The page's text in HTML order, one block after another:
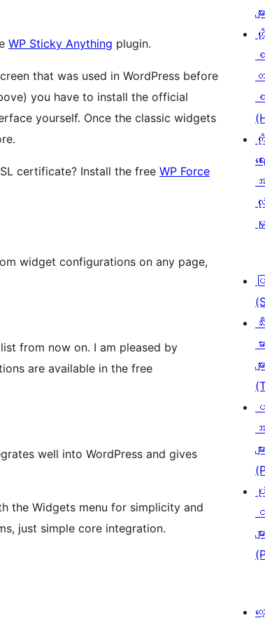
WP Sticky Anything plugin.
that was used in WordPress before
you have to install the official
yourself. Once the classic widgets
certificate? Install the free WP Force
widget configurations on any page,
from now on. I am pleased by
are available in the free
well into WordPress and gives
the Widgets menu for simplicity and
just simple core integration.
များ
စ
ရေး
မှု
မား
များ
များ
များ
လ